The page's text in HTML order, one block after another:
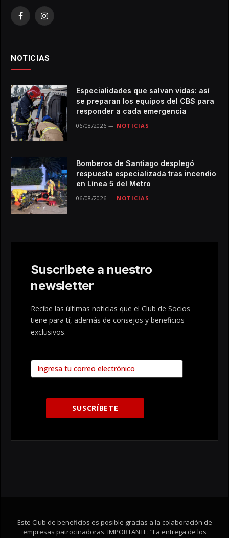
FacebookInstagram
NOTICIAS
Especialidades que salvan vidas: así
se preparan los equipos del CBS para
responder a cada emergencia
06/08/2026 NOTICIAS
Bomberos de Santiago desplegó
respuesta especializada tras incendio
en Línea 5 del Metro
06/08/2026 NOTICIAS
Suscribete a nuestro
newsletter
Recibe las últimas noticias que el Club de Socios
tiene para tí, además de consejos y beneficios
exclusivos.
Este Club de beneficios es posible gracias a la colaboración de
empresas patrocinadoras. IMPORTANTE: “La entrega de los